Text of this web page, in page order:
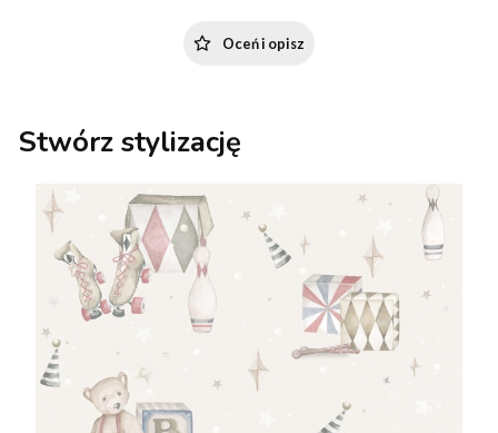
Oceń i opisz
Stwórz stylizację